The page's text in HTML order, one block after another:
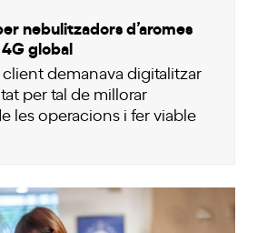
nebulitzadors d’aromes
global
demanava digitalitzar
per tal de millorar
les operacions i fer viable